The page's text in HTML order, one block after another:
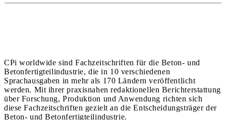
CPi worldwide sind Fachzeitschriften für die Beton- und
Betonfertigteilindustrie, die in 10 verschiedenen
Sprachausgaben in mehr als 170 Ländern veröffentlicht
werden. Mit ihrer praxisnahen redaktionellen Berichterstattung
über Forschung, Produktion und Anwendung richten sich
diese Fachzeitschriften gezielt an die Entscheidungsträger der
Beton- und Betonfertigteilindustrie.